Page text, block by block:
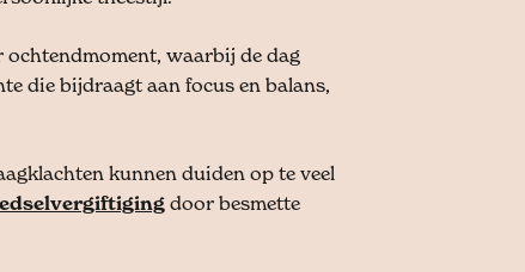
ochtendmoment, waarbij de dag
die bijdraagt aan focus en balans,
kunnen duiden op te veel
door besmette